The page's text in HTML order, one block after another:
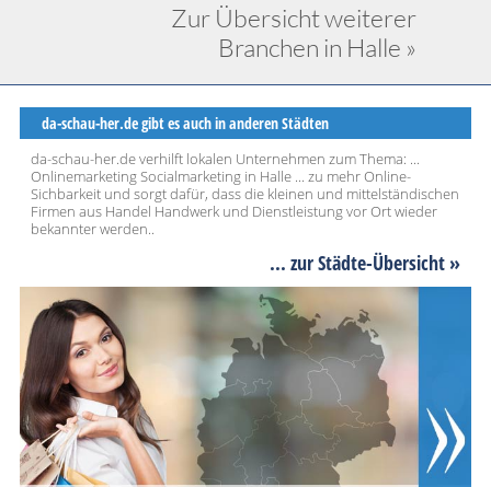
Zur Übersicht weiterer
Branchen in Halle »
da-schau-her.de gibt es auch in anderen Städten
da-schau-her.de verhilft lokalen Unternehmen zum Thema: ...
Onlinemarketing Socialmarketing in Halle ... zu mehr Online-
Sichbarkeit und sorgt dafür, dass die kleinen und mittelständischen
Firmen aus Handel Handwerk und Dienstleistung vor Ort wieder
bekannter werden..
... zur Städte-Übersicht »